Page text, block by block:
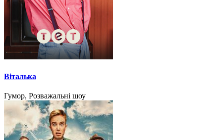
Віталька
Гумор, Розважальні шоу